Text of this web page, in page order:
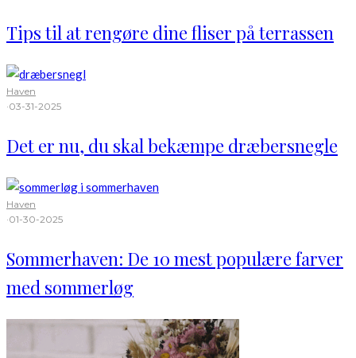
Tips til at rengøre dine fliser på terrassen
Haven
·03-31-2025
Det er nu, du skal bekæmpe dræbersnegle
Haven
·01-30-2025
Sommerhaven: De 10 mest populære farver
med sommerløg